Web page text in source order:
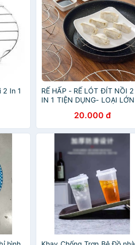
2 In 1
RẾ HẤP - RẾ LÓT ĐÍT NỒI 2
IN 1 TIỆN DỤNG- LOẠI LỚN
20.000 đ